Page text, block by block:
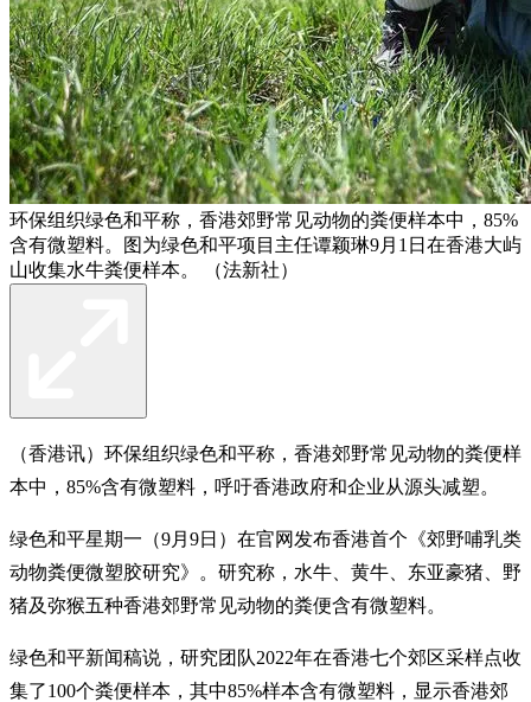
环保组织绿色和平称，香港郊野常见动物的粪便样本中，85%
含有微塑料。图为绿色和平项目主任谭颖琳9月1日在香港大屿
山收集水牛粪便样本。 （法新社）
（香港讯）环保组织绿色和平称，香港郊野常见动物的粪便样
本中，85%含有微塑料，呼吁香港政府和企业从源头减塑。
绿色和平星期一（9月9日）在官网发布香港首个《郊野哺乳类
动物粪便微塑胶研究》。研究称，水牛、黄牛、东亚豪猪、野
猪及弥猴五种香港郊野常见动物的粪便含有微塑料。
绿色和平新闻稿说，研究团队2022年在香港七个郊区采样点收
集了100个粪便样本，其中85%样本含有微塑料，显示香港郊